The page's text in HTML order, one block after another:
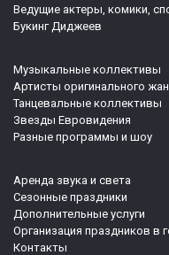
Ведущие актеры, комики,
Букинг Диджеев
Музыкальные коллективы
Артисты оригинального
Танцевальные коллективы
Звезды Евровидения
Разные программы и шоу
Аренда звука и света
Сезонные праздники
Дополнительные услуги
Организация праздников в
Контакты